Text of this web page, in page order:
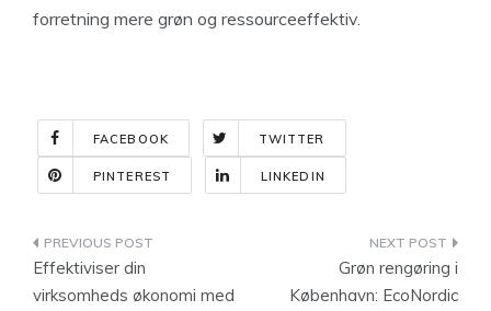
forretning mere grøn og ressourceeffektiv.
FACEBOOK TWITTER
PINTEREST LINKEDIN
Indlægsnavigation
Effektiviser din
virksomheds økonomi med
Grøn rengøring i
København: EcoNordic